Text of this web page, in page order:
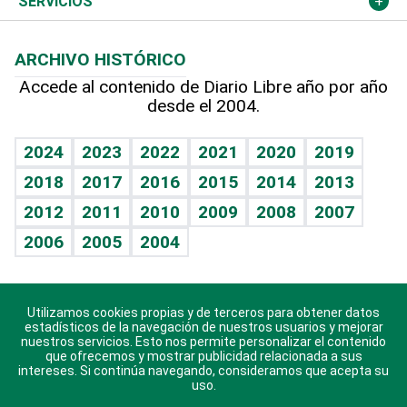
Hablando con el pediatra
Vida y familia
Eñe
Celebrando la vida
Sin complejos
En pocas palabras
Escuchando al corazón
Economía Personal
Línea de hit
TBT Deportivo
Hecho en casa
Guía del dinero
Cumpleaños
Horóscopos
Crucigramas
ARCHIVO HISTÓRICO
Accede al contenido de Diario Libre año por año
desde el 2004.
2024 2023 2022 2021 2020
2019
2018
2017 2016 2015 2014
2013
2012
2011 2010 2009 2008
2007
2006
2005 2004
Descarga nuestras aplicaciones para Android, iOS y
sistema Huawei.
Utilizamos cookies propias y de terceros para obtener datos
estadísticos de la navegación de nuestros usuarios y mejorar
nuestros servicios. Esto nos permite personalizar el contenido
que ofrecemos y mostrar publicidad relacionada a sus
intereses. Si continúa navegando, consideramos que acepta su
uso.